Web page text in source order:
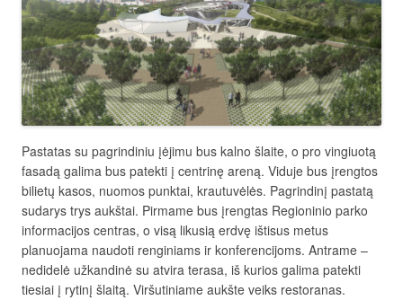
Pastatas su pagrindiniu įėjimu bus kalno šlaite, o pro vingiuotą
fasadą galima bus patekti į centrinę areną. Viduje bus įrengtos
bilietų kasos, nuomos punktai, krautuvėlės. Pagrindinį pastatą
sudarys trys aukštai. Pirmame bus įrengtas Regioninio parko
informacijos centras, o visą likusią erdvę ištisus metus
planuojama naudoti renginiams ir konferencijoms. Antrame –
nedidelė užkandinė su atvira terasa, iš kurios galima patekti
tiesiai į rytinį šlaitą. Viršutiniame aukšte veiks restoranas.